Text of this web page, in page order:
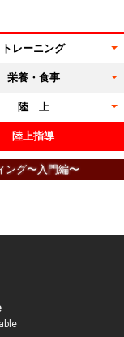
トレーニング
栄養・食事
陸 上
陸上指導
ング〜入門編〜